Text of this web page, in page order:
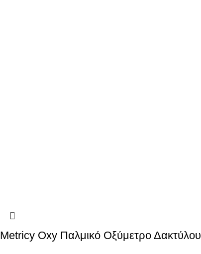
Metricy Oxy Παλμικό Οξύμετρο Δακτύλου